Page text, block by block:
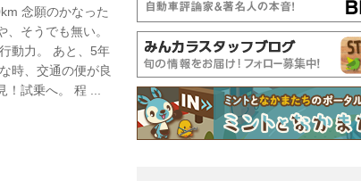
念願のかなった
そうでも無い。
動力。 あと、5年
時、交通の便が良
試乗へ。 程 ...